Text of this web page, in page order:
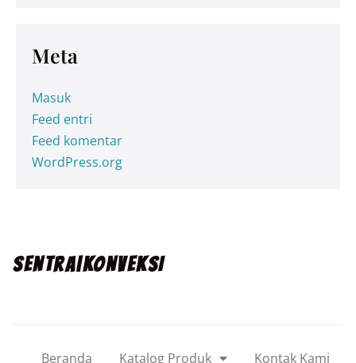
Meta
Masuk
Feed entri
Feed komentar
WordPress.org
SENTRA|KONVEKSI
Beranda Katalog Produk Kontak Kami